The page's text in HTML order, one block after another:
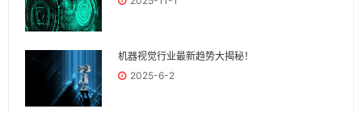
机器视觉行业最新趋势大揭秘！
2025-6-2